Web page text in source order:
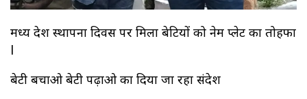
मध्य प्रदेश स्थापना दिवस पर मिला बेटियों को नेम प्लेट का तोहफा
l
बेटी बचाओ बेटी पढ़ाओ का दिया जा रहा संदेश